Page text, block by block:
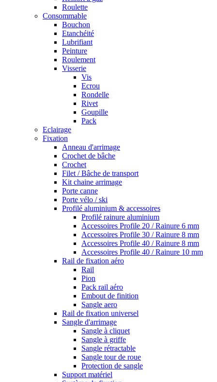
Roulette
Consommable
Bouchon
Etanchéité
Lubrifiant
Peinture
Roulement
Visserie
Vis
Ecrou
Rondelle
Rivet
Goupille
Pack
Eclairage
Fixation
Anneau d'arrimage
Crochet de bâche
Crochet
Filet / Bâche de transport
Kit chaine arrimage
Porte canne
Porte vélo / ski
Profilé aluminium & accessoires
Profilé rainure aluminium
Accessoires Profile 20 / Rainure 6 mm
Accessoires Profile 30 / Rainure 8 mm
Accessoires Profile 40 / Rainure 8 mm
Accessoires Profile 40 / Rainure 10 mm
Rail de fixation aéro
Rail
Pion
Pack rail aéro
Embout de finition
Sangle aero
Rail de fixation universel
Sangle d'arrimage
Sangle à cliquet
Sangle à griffe
Sangle rétractable
Sangle tour de roue
Protection de sangle
Support matériel